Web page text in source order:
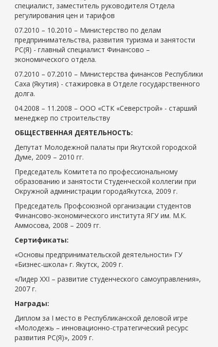
специалист, заместитель руководителя Отдела
регулирования цен и тарифов
07.2010 – 10.2010 – Министерство по делам
предпринимательства, развития туризма и занятости
РС(Я) - главный специалист Финансово –
экономического отдела.
07.2010 – 07.2010 – Министерства финансов Республики
Саха (Якутия) - стажировка в Отделе государственного
долга.
04.2008 – 11.2008 – ООО «СТК «Северстрой» - старший
менеджер по строительству
ОБЩЕСТВЕННАЯ ДЕЯТЕЛЬНОСТЬ:
Депутат Молодежной палаты при Якутской городской
Думе, 2009 – 2010 гг.
Председатель Комитета по профессиональному
образованию и занятости Студенческой коллегии при
Окружной администрации городаЯкутска, 2009 г.
Председатель Профсоюзной организации студентов
Финансово-экономического института ЯГУ им. М.К.
Аммосова, 2008 – 2009 гг.
Сертификаты:
«Основы предпринимательской деятельности» ГУ
«Бизнес-школа» г. Якутск, 2009 г.
«Лидер XXI – развитие студенческого самоуправления»,
2007 г.
Награды:
Диплом за I место в Республиканской деловой игре
«Молодежь – инновационно-стратегический ресурс
развития РС(Я)», 2009 г.